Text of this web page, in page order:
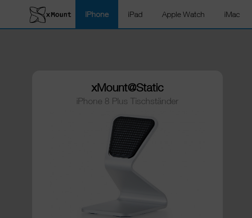
iPhone iPad Apple Watch iMac
xMount@Static
iPhone 8 Plus Tischständer